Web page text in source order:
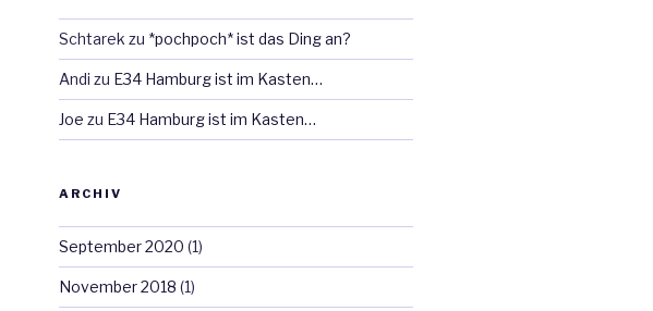
Nächster
Beitrag
Schtarek zu *pochpoch* ist das Ding an?
Andi zu E34 Hamburg ist im Kasten…
Joe zu E34 Hamburg ist im Kasten…
ARCHIV
September 2020 (1)
November 2018 (1)